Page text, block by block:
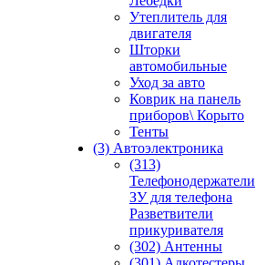
Утеплитель для
двигателя
Шторки
автомобильные
Уход за авто
Коврик на панель
приборов\ Корыто
Тенты
(3) Автоэлектроника
(313)
Телефонодержатели
ЗУ для телефона
Разветвители
прикуривателя
(302) Антенны